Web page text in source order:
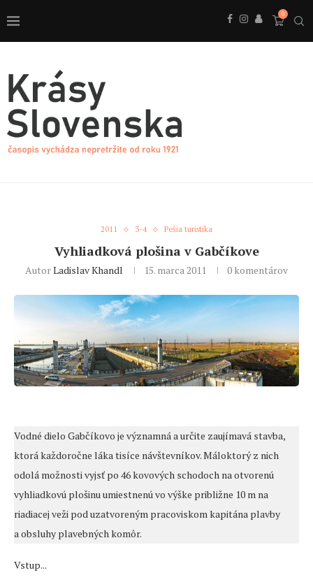
0
2011 3-4 Pešia turistika
Vyhliadková plošina v Gabčíkove
AutorLadislav Khandl 15. marca 2011 0 komentárov
Vodné dielo Gabčíkovo je významná a určite zaujímavá stavba,
ktorá každoročne láka tisíce návštevníkov. Máloktorý z nich
odolá možnosti vyjsť po 46 kovových schodoch na otvorenú
vyhliadkovú plošinu umiestnenú vo výške približne 10 m na
riadiacej veži pod uzatvoreným pracoviskom kapitána plavby
a obsluhy plavebných komôr.
Vstup...